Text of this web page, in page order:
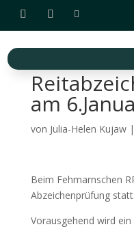
am
von Julia-Helen Kujaw|
Beim Fehmarnschen
Abzeichenprüfung statt.
Vorausgehend wird